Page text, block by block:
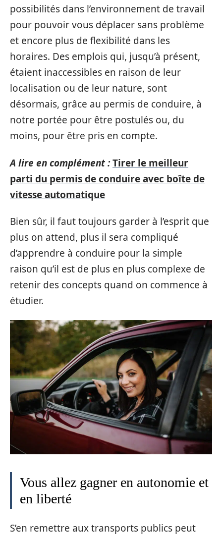
possibilités dans l’environnement de travail
pour pouvoir vous déplacer sans problème
et encore plus de flexibilité dans les
horaires. Des emplois qui, jusqu’à présent,
étaient inaccessibles en raison de leur
localisation ou de leur nature, sont
désormais, grâce au permis de conduire, à
notre portée pour être postulés ou, du
moins, pour être pris en compte.
A lire en complément :Tirer le meilleur
parti du permis de conduire avec boîte de
vitesse automatique
Bien sûr, il faut toujours garder à l’esprit que
plus on attend, plus il sera compliqué
d’apprendre à conduire pour la simple
raison qu’il est de plus en plus complexe de
retenir des concepts quand on commence à
étudier.
Vous allez gagner en autonomie et
en liberté
S’en remettre aux transports publics peut